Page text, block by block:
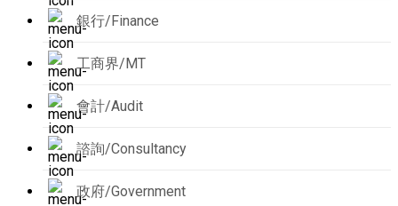
銀行/Finance
工商界/MT
會計/Audit
諮詢/Consultancy
政府/Government